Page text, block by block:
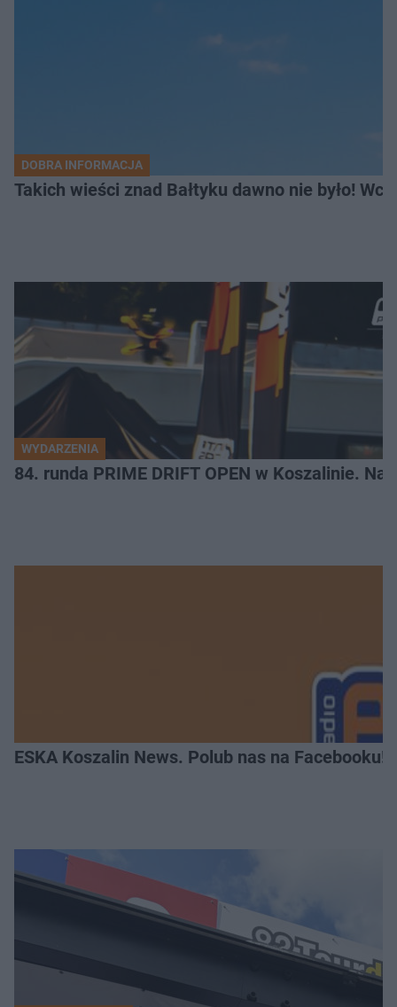
DOBRA INFORMACJA
Takich wieści znad Bałtyku dawno nie było!
WYDARZENIA
84. runda PRIME DRIFT OPEN w Koszalinie.
ESKA Koszalin News. Polub nas na Facebooku!